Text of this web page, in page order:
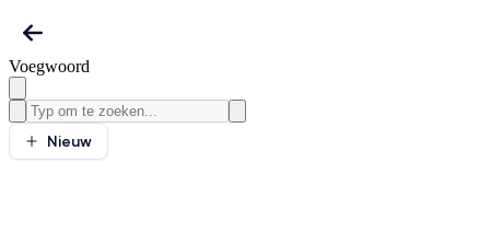
Voegwoord
Nieuw